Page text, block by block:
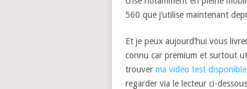
560 que j’utilise maintenant
Et je peux aujourd’hui vous
connu car premium et surtout
trouver ma vidéo test
regarder via le lecteur ci-